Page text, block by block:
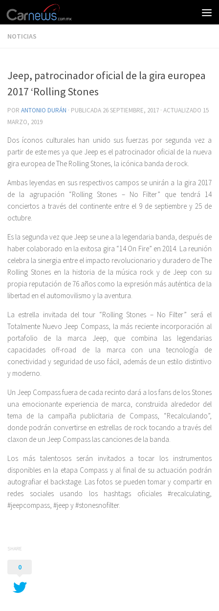
NOTICIAS
Jeep, patrocinador oficial de la gira europea
2017 ‘Rolling Stones
POR ANTONIO DURÁN · PUBLICADA 26 SEPTIEMBRE, 2017 · ACTUALIZADO 15
MARZO, 2019
Dos íconos culturales han unido sus fuerzas por segunda vez a
partir de este mes ya que Jeep es el patrocinador oficial de la nueva
gira europea de The Rolling Stones, la icónica banda de rock.
Ambas leyendas en sus respectivos campos se unirán a la gira 2017
de la agrupación “Rolling Stones – No Filter” que tendrá 14
conciertos a través del continente entre el 9 de septiembre y 25 de
octubre.
Es la segunda vez que Jeep se une a la legendaria banda, después de
haber colaborado en la exitosa gira “14 On Fire” en 2014. La reunión
celebra la sinergia entre el impacto revolucionario y duradero de The
Rolling Stones en la historia de la música rock y de Jeep con su
propia reputación de 76 años como la expresión más auténtica de la
libertad en el automovilismo y la aventura.
La estrella invitada del tour “Rolling Stones – No Filter” será el
Totalmente Nuevo Jeep Compass, la más reciente incorporación al
portafolio de la marca Jeep, que combina las legendarias
capacidades off-road de la marca con una tecnología de
conectividad y seguridad de uso fácil, además de un estilo distintivo
y moderno.
Un Jeep Compass fuera de cada recinto dará a los fans de los Stones
una emocionante experiencia de marca, construida alrededor del
tema de la campaña publicitaria de Compass, “Recalculando”,
donde podrán convertirse en estrellas de rock tocando a través del
claxon de un Jeep Compass las canciones de la banda.
Los más talentosos serán invitados a tocar los instrumentos
disponibles en la etapa Compass y al final de su actuación podrán
autografiar el backstage. Las fotos se pueden tomar y compartir en
redes sociales usando los hashtags oficiales #recalculating,
#jeepcompass, #jeep y #stonesnofilter.
SHARE
0